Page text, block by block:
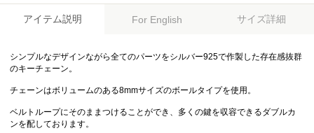
アイテム説明 For English サイズ詳細
シンプルなデザインながら全てのパーツをシルバー925で作製した存在感抜群
のキーチェーン。
チェーンはボリュームのある8mmサイズのボールタイプを使用。
ベルトループにそのままつけることができ、多くの鍵を収容できるダブルカ
ンを配しております。